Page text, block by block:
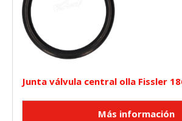
Junta válvula central olla Fissler